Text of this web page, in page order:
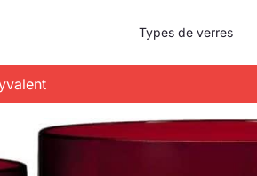
Types de verres